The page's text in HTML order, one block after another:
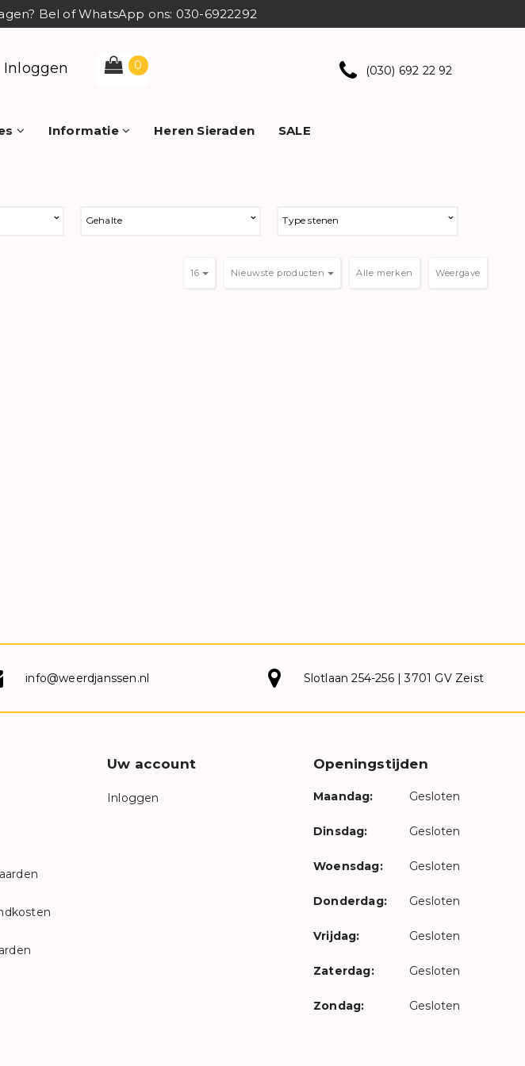
Bel of WhatsApp ons: 030-6922292
Inloggen 0 (030) 692 22 92
Informatie Heren Sieraden SALE
Gehalte Type stenen
Weergave
Nieuwste producten
16
info@weerdjanssen.nl Slotlaan 254-256 | 3701 GV Zeist
Uw account
Inloggen
Openingstijden
Maandag: Gesloten
Dinsdag: Gesloten
Woensdag: Gesloten
Donderdag: Gesloten
Vrijdag: Gesloten
Zaterdag: Gesloten
Zondag: Gesloten